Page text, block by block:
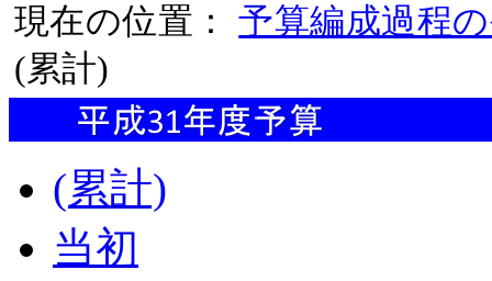
現在の位置：予算編成過程
(累計)
(累計)
当初